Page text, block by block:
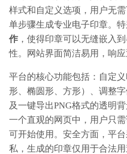
样式和自定义选项，用户无
单步骤生成专业电子印章。
作 ，使得印章可以无缝嵌入
性。网站界面简洁易用，响
平台的核心功能包括：自定
形、椭圆形、方形）、调整
及一键导出PNG格式的透明
一个直观的网页中，用户只需
可开始使用。安全方面，平
私，生成的印章仅用于合法